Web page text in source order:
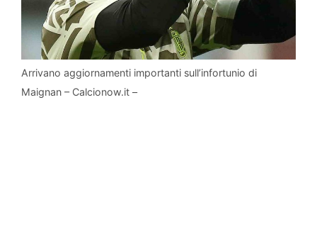
Arrivano aggiornamenti importanti sull’infortunio di
Maignan – Calcionow.it –